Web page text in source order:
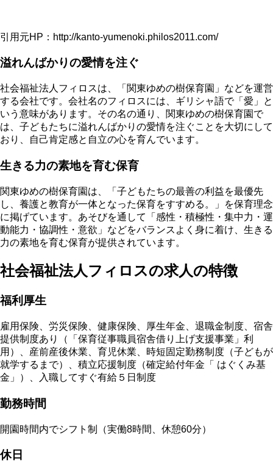
引用元HP：http://kanto-yumenoki.philos2011.com/
溢れんばかりの愛情を注ぐ
社会福祉法人フィロスは、「関東ゆめの樹保育園」などを運営
する会社です。会社名のフィロスには、ギリシャ語で「愛」と
いう意味があります。その名の通り、関東ゆめの樹保育園で
は、 子どもたちに溢れんばかりの愛情を注ぐことを大切にして
おり、自己肯定感と自立の心を育んでいます。
生きる力の素地を育む保育
関東ゆめの樹保育園は、
「子どもたちの最善の利益を最優先
し、養護と教育が一体となった保育をすすめる。」
を保育理念
に掲げています。あそびを通して「感性・積極性・集中力・運
動能力・協調性・意欲」などをバランスよく身に着け、生きる
力の素地を育む保育が提供されています。
社会福祉法人フィロスの求人の特徴
福利厚生
雇用保険、労災保険、健康保険、厚生年金、退職金制度、宿舎
提供制度あり（「保育従事職員宿舎借り上げ支援事業」利
用）、産前産後休業、育児休業、時短固定勤務制度（子どもが
就学するまで）、積立応援制度（確定給付年金「 はぐくみ基
金」）、入職してすぐ有給５日制度
勤務時間
開園時間内でシフト制（実働8時間、休憩60分）
休日